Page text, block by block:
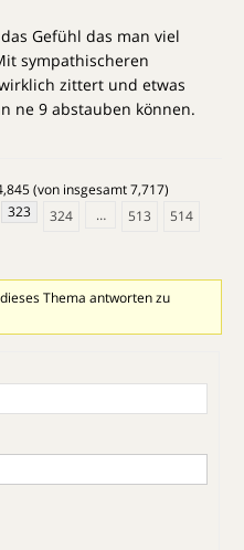
Gefühl das man viel
sympathischeren
zittert und etwas
ne 9 abstauben können.
(von insgesamt 7,717)
323 324 … 513
514
Thema antworten zu